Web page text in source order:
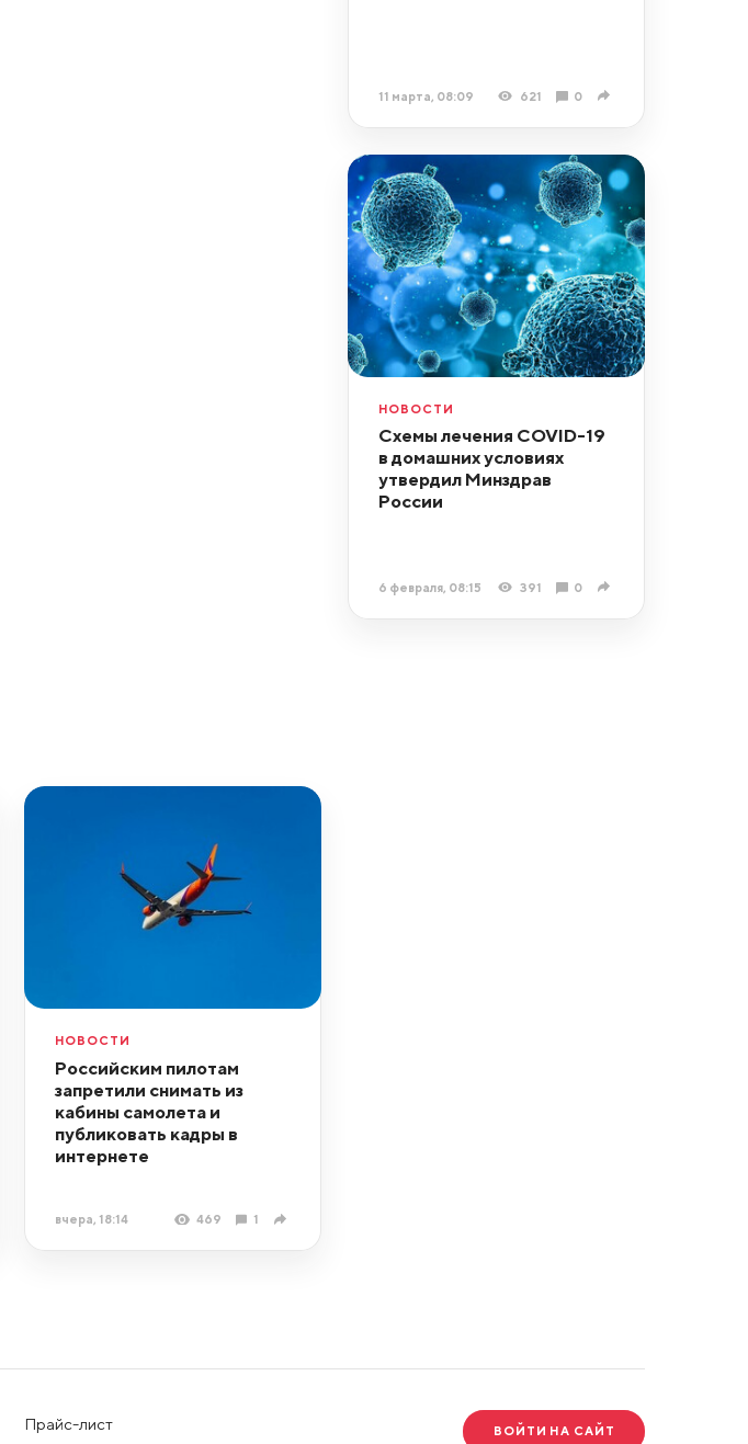
11 марта, 08:09 621 0
НОВОСТИ
Схемы лечения COVID-19
в домашних условиях
утвердил Минздрав
России
6 февраля, 08:15 391 0
НОВОСТИ
Российским пилотам
запретили снимать из
кабины самолета и
публиковать кадры в
интернете
вчера, 18:14 469 1
Прайс-лист ВОЙТИ НА САЙТ